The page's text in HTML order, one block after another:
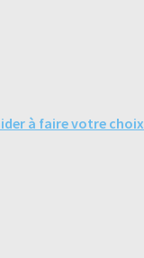
à faire votre choix